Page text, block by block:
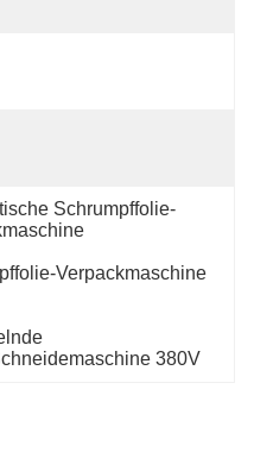
Schrumpffolie-
Verpackmaschine
380V